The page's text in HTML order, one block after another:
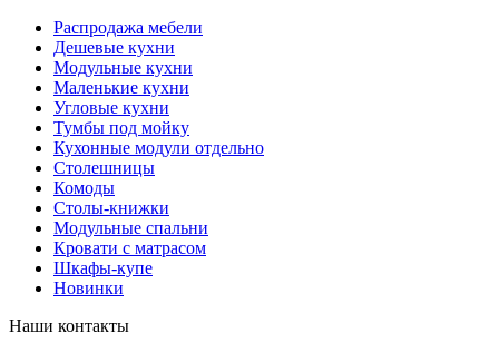
Распродажа мебели
Дешевые кухни
Модульные кухни
Маленькие кухни
Угловые кухни
Тумбы под мойку
Кухонные модули отдельно
Столешницы
Комоды
Столы-книжки
Модульные спальни
Кровати с матрасом
Шкафы-купе
Новинки
Наши контакты